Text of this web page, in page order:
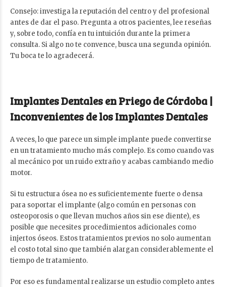
Consejo: investiga la reputación del centro y del profesional
antes de dar el paso. Pregunta a otros pacientes, lee reseñas
y, sobre todo, confía en tu intuición durante la primera
consulta. Si algo no te convence, busca una segunda opinión.
Tu boca te lo agradecerá.
Implantes Dentales en Priego de Córdoba |
Inconvenientes de los Implantes Dentales
A veces, lo que parece un simple implante puede convertirse
en un tratamiento mucho más complejo. Es como cuando vas
al mecánico por un ruido extraño y acabas cambiando medio
motor.
Si tu estructura ósea no es suficientemente fuerte o densa
para soportar el implante (algo común en personas con
osteoporosis o que llevan muchos años sin ese diente), es
posible que necesites procedimientos adicionales como
injertos óseos. Estos tratamientos previos no solo aumentan
el costo total sino que también alargan considerablemente el
tiempo de tratamiento.
Por eso es fundamental realizarse un estudio completo antes